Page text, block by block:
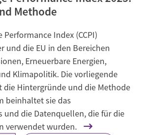
Methode
Performance Index (CCPI)
und die EU in den Bereichen
Erneuerbare Energien,
Klimapolitik. Die vorliegende
die Hintergründe und die Methode
beinhaltet sie das
und die Datenquellen, die für die
verwendet wurden.